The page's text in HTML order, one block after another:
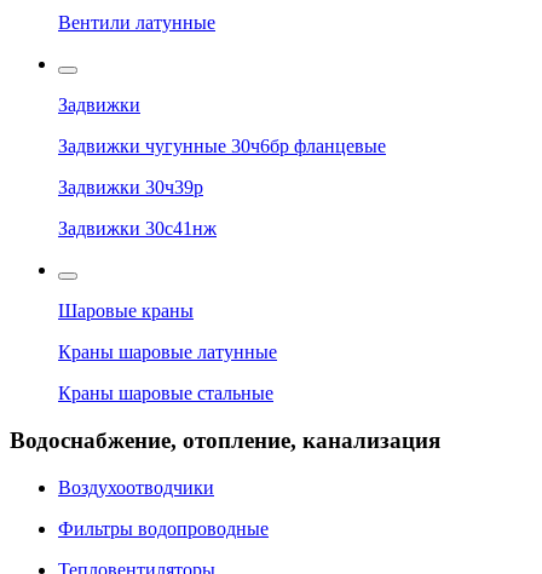
Вентили латунные
Задвижки
Задвижки чугунные 30ч6бр фланцевые
Задвижки 30ч39р
Задвижки 30с41нж
Шаровые краны
Краны шаровые латунные
Краны шаровые стальные
Водоснабжение, отопление, канализация
Воздухоотводчики
Фильтры водопроводные
Тепловентиляторы